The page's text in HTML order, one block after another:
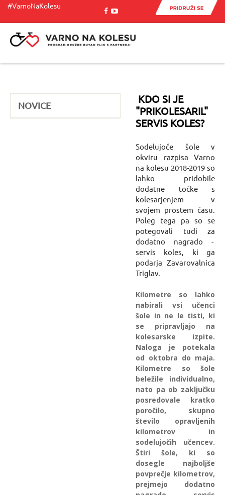
#VarnoNaKolesu
NOVICE
KDO SI JE
"PRIKOLESARIL"
SERVIS KOLES?
Sodelujoče šole v
okviru razpisa Varno
na kolesu 2018-2019 so
lahko pridobile
dodatne točke s
kolesarjenjem v
svojem prostem času.
Poleg tega pa so se
potegovali tudi za
dodatno nagrado -
servis koles, ki ga
podarja Zavarovalnica
Triglav.
Kilometre so lahko
nabirali vsi učenci
šole in ne le tisti, ki
se pripravljajo na
kolesarske izpite.
Naloga je potekala
od oktobra do maja.
Kilometre so šole
beležile individualno,
nato pa ob zaključku
posredovale kratko
poročilo, skupno
število opravljenih
kilometrov in
sodelujočih učencev.
Štiri šole, ki so
dosegle najboljše
povprečje kilometrov,
prejmejo dodatno